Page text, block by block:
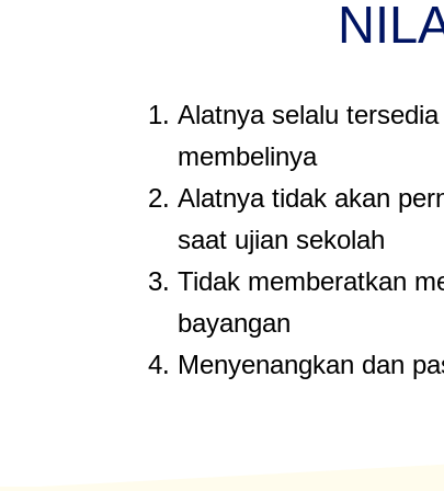
Alatnya selalu
membelinya
Alatnya tidak akan
saat ujian sekolah
Tidak memberatkan
bayangan
Menyenangkan dan